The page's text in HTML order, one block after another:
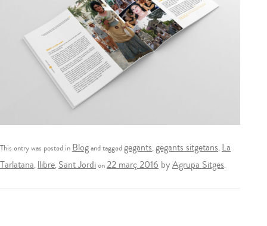
This entry was posted in Blogand taggedgegants,gegants sitgetans, La
Tarlatana, llibre, Sant Jordion22 març 2016 byAgrupa Sitges.